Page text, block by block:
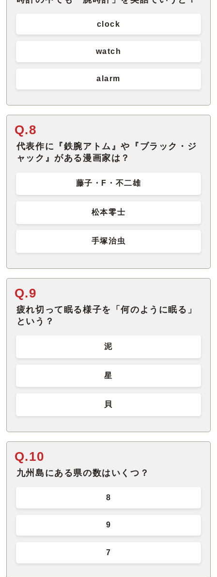
clock
watch
alarm
Q.8
代表作に『鉄腕アトム』や『ブラック・ジ
ャック』がある漫画家は？
藤子・F・不二雄
松本零士
手塚治虫
Q.9
疲れ切って眠る様子を「何のように眠る」
という？
泥
星
貝
Q.10
九州島にある県の数はいくつ？
8
9
7